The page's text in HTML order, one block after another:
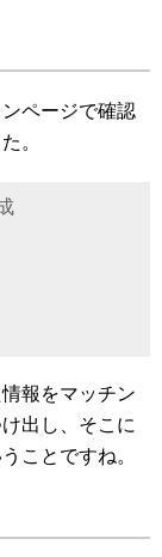
ページで確認
。
報をマッチン
出し、そこに
ことですね。